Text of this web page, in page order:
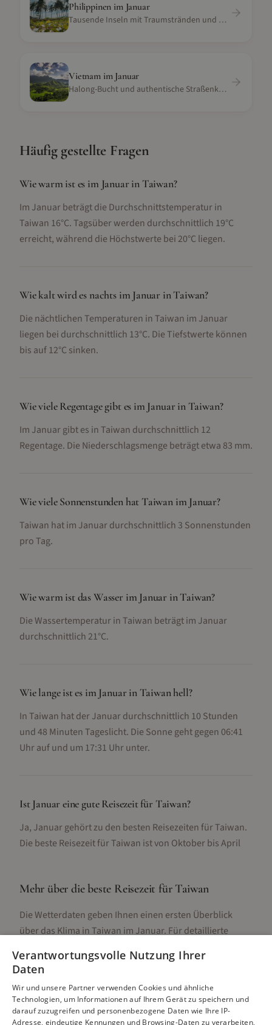
Philippinen im Januar
Tausende Inseln mit Traumstränden und Tauchspots
Vietnamim Januar
Halong-Bucht und authentische Straßenküche
Häufig gestellte Fragen
Wie warm ist es im Januar in Taiwan?
Im Januar beträgt die Durchschnittstemperatur in
Taiwan 16°C. Tagsüber werden durchschnittlich 19°C
erreicht, während die Höchstwerte bei 20°C liegen.
Wie kalt wird es nachts im Januar in Taiwan?
Die nächtlichen Temperaturen in Taiwan im Januar
liegen bei durchschnittlich 13°C. Die Tiefstwerte können
bis auf 12°C sinken.
Wie viele Regentage gibt es im Januar in Taiwan?
Im Januar gibt es in Taiwan durchschnittlich 12
Regentage. Die Niederschlagsmenge beträgt etwa 83 mm.
Wie viele Sonnenstunden hat Taiwan im Januar?
Taiwan hat im Januar durchschnittlich 3 Sonnenstunden
pro Tag.
Wie warm ist das Wasser im Januar in Taiwan?
Die Wassertemperatur in Taiwan beträgt im Januar
durchschnittlich 21°C.
Wie lange ist es im Januar in Taiwan hell?
In Taiwan hat der Januar durchschnittlich 10 Stunden
und 48 Minuten Tageslicht. Die Sonne geht gegen 06:41
Uhr auf und um 17:31 Uhr unter.
Ist Januar eine gute Reisezeit für Taiwan?
Ja, Januar gehört zu den besten Reisezeiten für Taiwan.
Die beste Reisezeit für Taiwan ist von Oktober bis April
Mehr über die beste Reisezeit für Taiwan
Die Wetterdaten geben Ihnen einen ersten Überblick
über das Klima inTaiwan im Januar. Für detaillierte
Unterschieden, Aktivitäten und Reisetipps besuchen Sie
Verantwortungsvolle Nutzung Ihrer
Daten
Wir und unsere Partner verwenden Cookies und ähnliche
Technologien, um Informationen auf Ihrem Gerät zu speichern und
darauf zuzugreifen und personenbezogene Daten wie Ihre IP-
Adresse, eindeutige Kennungen und Browsing-Daten zu verarbeiten,